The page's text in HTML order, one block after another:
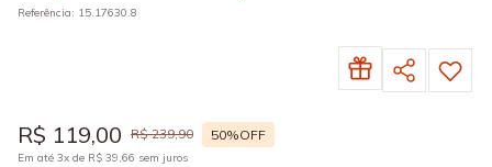
Referência: 15.17630.8
R$ 119,00 R$ 239,90 50%OFF
Em até 3x de R$ 39,66 sem juros